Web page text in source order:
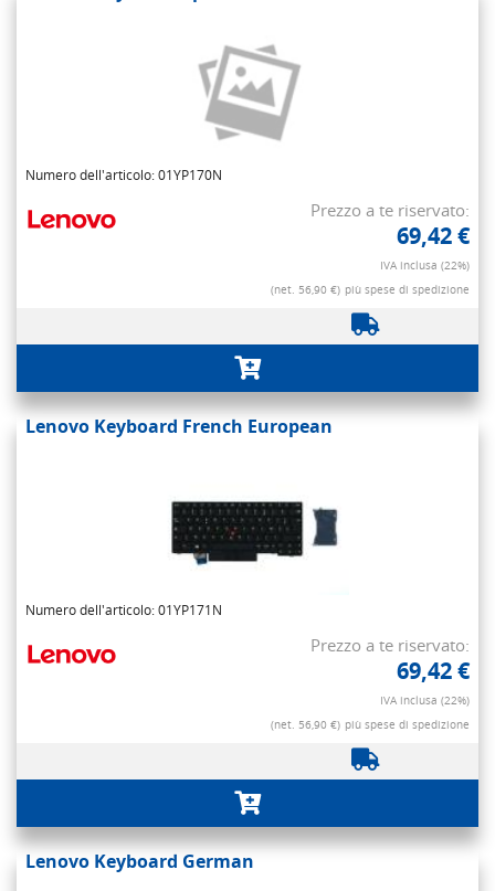
Numero dell'articolo: 01YP170N
Prezzo a te riservato:
69,42 €
IVA inclusa (22%)
(net. 56,90 €) più spese di spedizione
Lenovo Keyboard French European
Numero dell'articolo: 01YP171N
Prezzo a te riservato:
69,42 €
IVA inclusa (22%)
(net. 56,90 €) più spese di spedizione
Lenovo Keyboard German